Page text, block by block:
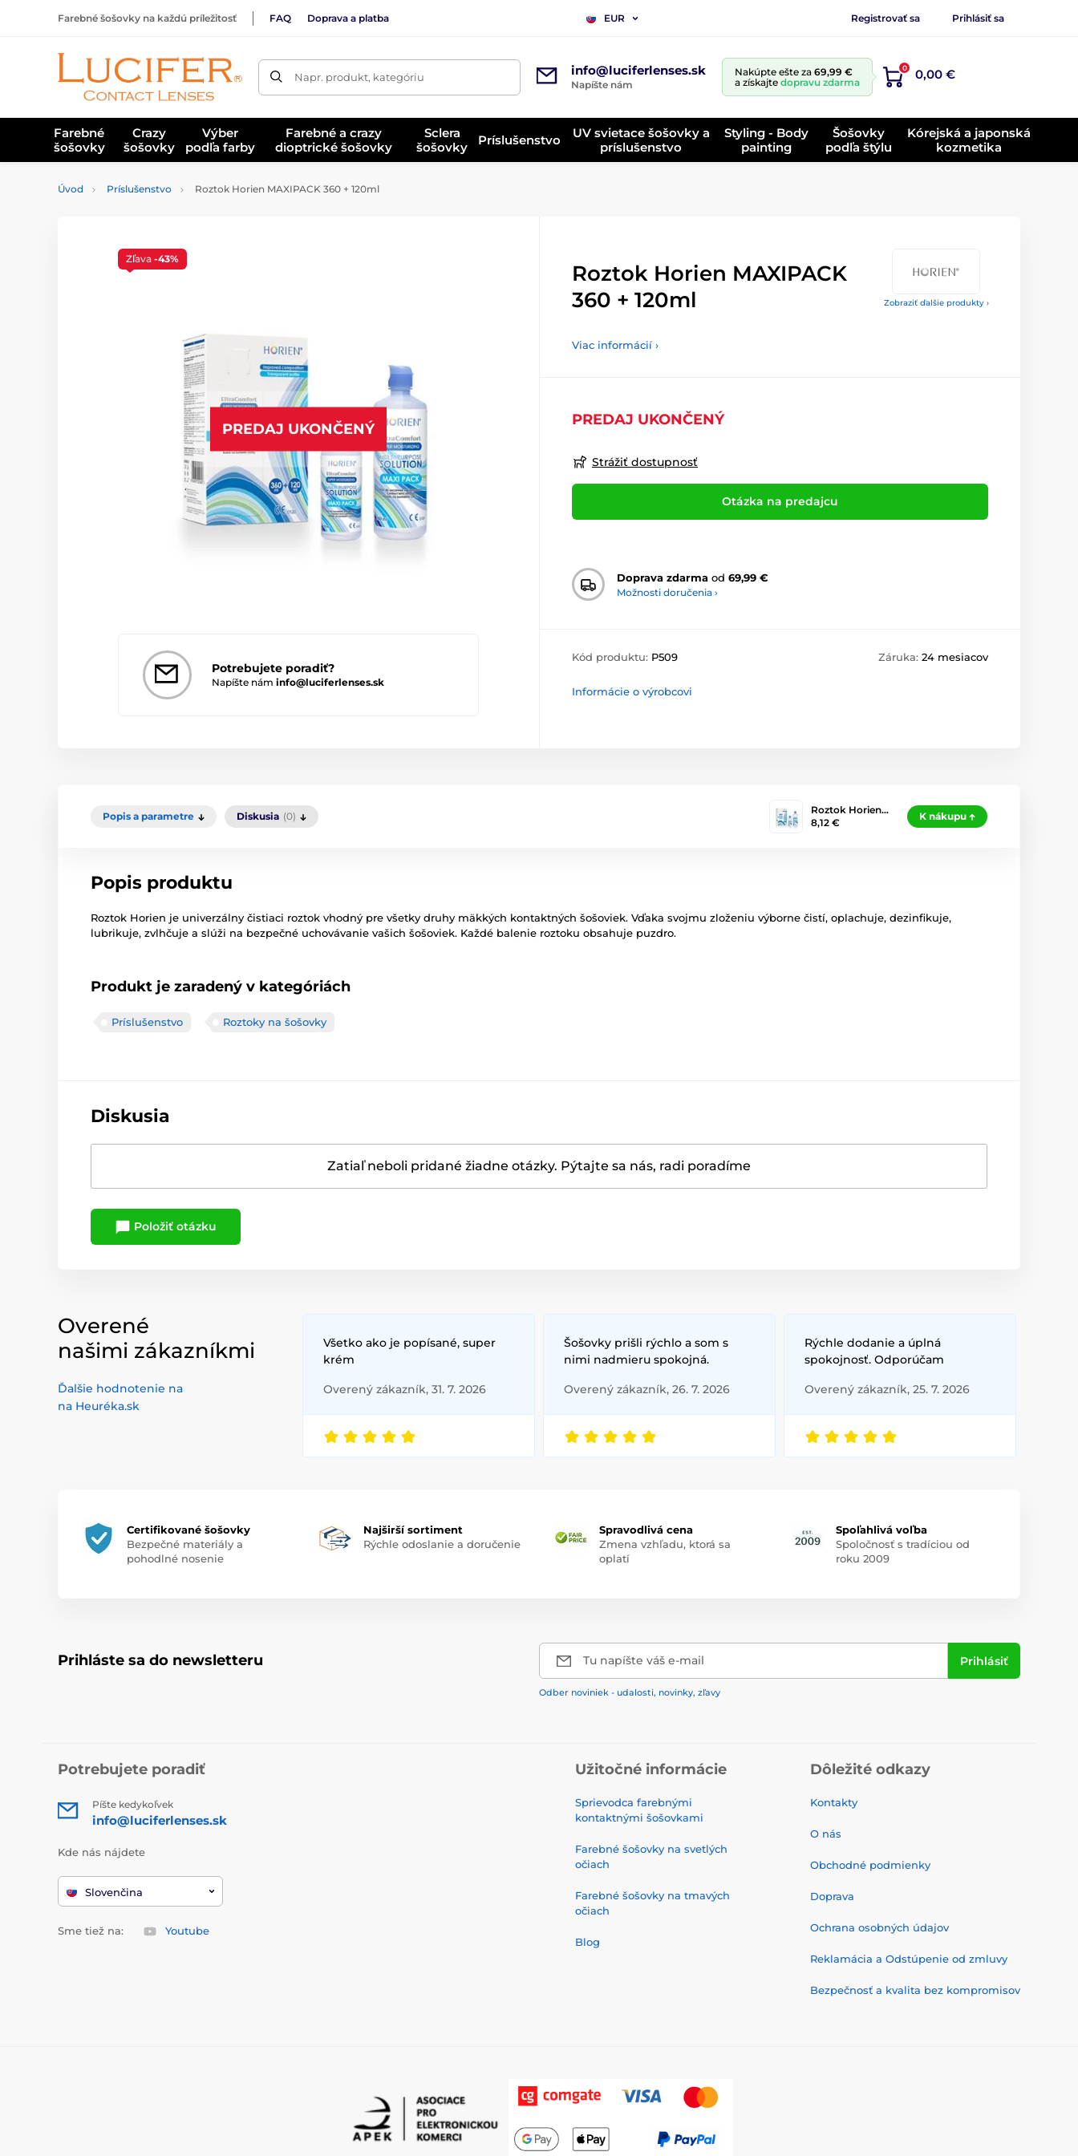
Farebné šošovky na každú príležitosť FAQ Doprava a platba EUR Registrovať sa Prihlásiť sa
Napr. produkt, kategóriu info@luciferlenses.sk
Napíšte nám
Nakúpte ešte za 69,99 €
a získajte dopravu zdarma
0 0,00 €
Farebné
šošovky
Crazy
šošovky
Výber
podľa farby
Farebné a crazy
dioptrické šošovky
Sclera
šošovky
Príslušenstvo
UV svietace šošovky a
príslušenstvo
Styling - Body
painting
Šošovky
podľa štýlu
Kórejská a japonská
kozmetika
Úvod Príslušenstvo Roztok Horien MAXIPACK 360 + 120ml
Zobraziť ďalšie produkty ›
PREDAJ UKONČENÝ
Potrebujete poradiť?
Napíšte nám info@luciferlenses.sk
Zľava -43%
Roztok Horien MAXIPACK
360 + 120ml
Viac informácií ›
PREDAJ UKONČENÝ
Strážiť dostupnosť
Otázka na predajcu
Doprava zdarma od 69,99 €
Možnosti doručenia ›
Kód produktu: P509 Záruka: 24 mesiacov
Informácie o výrobcovi
Popis a parametre Diskusia (0)
Roztok Horien…
8,12 €
K nákupu
Popis produktu
Roztok Horien je univerzálny čistiaci roztok vhodný pre všetky druhy mäkkých kontaktných šošoviek. Vďaka svojmu zloženiu výborne čistí, oplachuje, dezinfikuje,
lubrikuje, zvlhčuje a slúži na bezpečné uchovávanie vašich šošoviek. Každé balenie roztoku obsahuje puzdro.
Produkt je zaradený v kategóriách
Príslušenstvo Roztoky na šošovky
Diskusia
Zatiaľ neboli pridané žiadne otázky. Pýtajte sa nás, radi poradíme
Položiť otázku
Overené
našimi zákazníkmi
Ďalšie hodnotenie na
na Heuréka.sk
Všetko ako je popísané, super
krém
Overený zákazník, 31. 7. 2026
Šošovky prišli rýchlo a som s
nimi nadmieru spokojná.
Overený zákazník, 26. 7. 2026
Rýchle dodanie a úplná
spokojnosť. Odporúčam
Overený zákazník, 25. 7. 2026
Certifikované šošovky
Bezpečné materiály a
pohodlné nosenie
Najširší sortiment
Rýchle odoslanie a doručenie
Spravodlivá cena
Zmena vzhľadu, ktorá sa
oplatí
Spoľahlivá voľba
Spoločnosť s tradíciou od
roku 2009
Prihláste sa do newsletteru Tu napíšte váš e-mail Prihlásiť
Odber noviniek - udalosti, novinky, zľavy
Potrebujete poradiť
Píšte kedykoľvek
info@luciferlenses.sk
Kde nás nájdete
Slovenčina
Sme tiež na: Youtube
Užitočné informácie
Sprievodca farebnými
kontaktnými šošovkami
Farebné šošovky na svetlých
očiach
Farebné šošovky na tmavých
očiach
Blog
Dôležité odkazy
Kontakty
O nás
Obchodné podmienky
Doprava
Ochrana osobných údajov
Reklamácia a Odstúpenie od zmluvy
Bezpečnosť a kvalita bez kompromisov